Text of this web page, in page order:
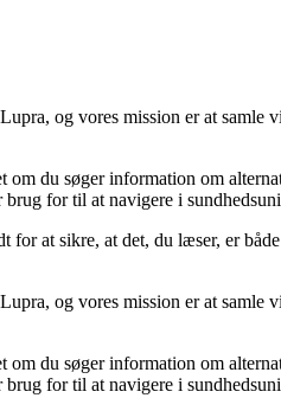
og vores mission er at samle
du søger information om
for til at navigere i
at sikre, at det, du læser, er
og vores mission er at samle
du søger information om
for til at navigere i